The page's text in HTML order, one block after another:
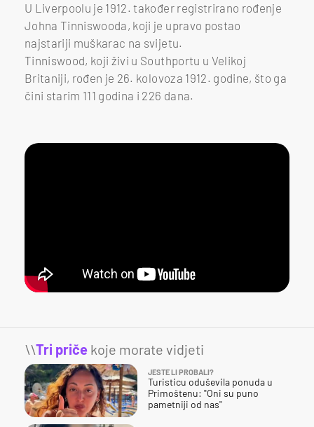
U Liverpoolu je 1912. također registrirano rođenje
Johna Tinniswooda, koji je upravo postao
najstariji muškarac na svijetu.
Tinniswood, koji živi u Southportu u Velikoj
Britaniji, rođen je 26. kolovoza 1912. godine, što ga
čini starim 111 godina i 226 dana.
\\Tri priče koje morate vidjeti
JESTE LI PROBALI?
Turisticu oduševila ponuda u
Primoštenu: "Oni su puno
pametniji od nas"